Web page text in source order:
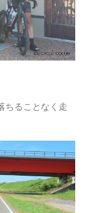
ちることなく走